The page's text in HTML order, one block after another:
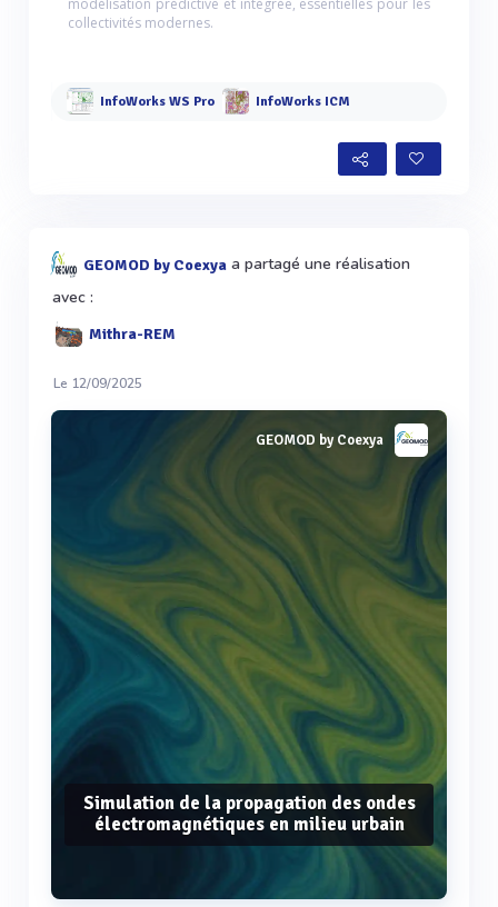
modélisation prédictive et intégrée, essentielles pour les
collectivités modernes.
InfoWorks WS Pro InfoWorks ICM
GEOMOD by Coexya a partagé une réalisation
avec :
Mithra-REM
Le 12/09/2025
GEOMOD by Coexya
Simulation de la propagation des ondes
électromagnétiques en milieu urbain